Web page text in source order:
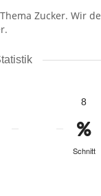
Zucker. Wir
8
Schnitt